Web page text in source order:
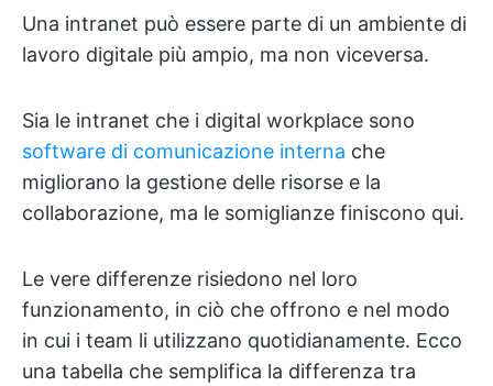
Una intranet può essere parte di un ambiente di
lavoro digitale più ampio, ma non viceversa.
Sia le intranet che i digital workplace sono
software di comunicazione interna che
migliorano la gestione delle risorse e la
collaborazione, ma le somiglianze finiscono qui.
Le vere differenze risiedono nel loro
funzionamento, in ciò che offrono e nel modo
in cui i team li utilizzano quotidianamente. Ecco
una tabella che semplifica la differenza tra